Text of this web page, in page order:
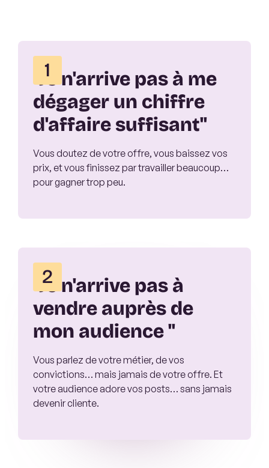
1
"Je n'arrive pas à me
dégager un chiffre
d'affaire suffisant"
Vous doutez de votre offre, vous baissez vos
prix, et vous finissez par travailler beaucoup…
pour gagner trop peu.
2
"Je n'arrive pas à
vendre auprès de
mon audience "
Vous parlez de votre métier, de vos
convictions… mais jamais de votre offre. Et
votre audience adore vos posts… sans jamais
devenir cliente.